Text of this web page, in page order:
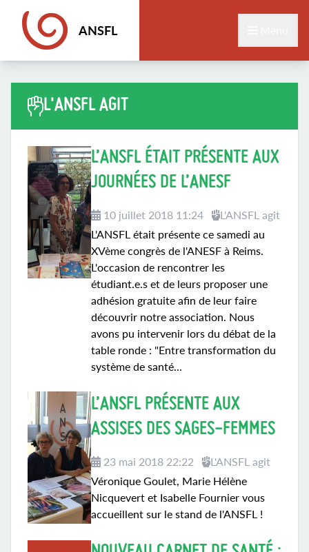
ANSFL
L'ANSFL AGIT
L’ANSFL ÉTAIT PRÉSENTE AUX
JOURNÉES DE L’ANESF
10 juillet 2018 11:24
L'ANSFL agit
L'ANSFL était présente ce samedi au
XVème congrès de l'ANESF à Reims.
L'occasion de rencontrer les
étudiant.e.s et de leurs proposer une
adhésion gratuite afin de leur faire
découvrir notre association. Nous
avons pu intervenir lors du débat de la
table ronde : "Entre transformation du
système de santé...
L’ANSFL PRÉSENTE AUX
ASSISES DES SAGES-FEMMES
23 mai 2018 22:22
L'ANSFL agit
Véronique Goulet, Marie Hélène
Nicquevert et Isabelle Fournier vous
accueillent sur le stand de l'ANSFL !